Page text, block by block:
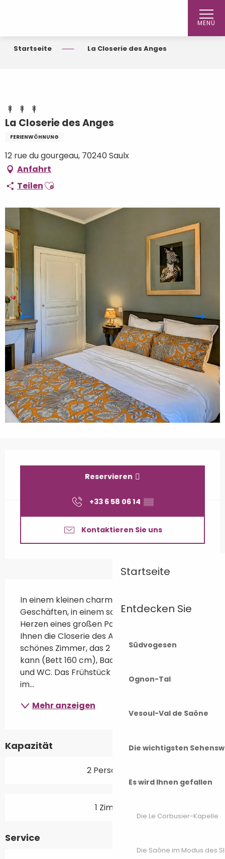
MENÜ
Startseite
Entdecken Sie
Südvogesen
Ognon-Tal
Vesoul-Val de Saône
Die wichtigsten
Es wird Ihnen gefallen
Die Le Corbusier-Kapelle
Die Saône im Modus des
Startseite La Closerie des Anges
La Closerie des Anges
FERIENWÖHNUNG
12 rue du gourgeau, 70240 Saulx
Anfahrt
TeilenAjouter aux favoris
Reservieren
+33 6 58 06 14 ▒▒
Kontaktieren Sie uns
In einem kleinen charmanten Dorf mit
Geschäften, in einem schönen Herrenhaus im
Herzen eines großen Parks mit Bäumen, bietet
Ihnen die Closerie des Anges im 1. Stock ein
schönes Zimmer, das 2 Personen aufnehmen
kann (Bett 160 cm), Badezimmer mit Dusche
und WC. Das Frühstück wird im Erdgeschoss
im...
Mehr anzeigen
Kapazität
2 Person(en)
1 Zimmer
Service